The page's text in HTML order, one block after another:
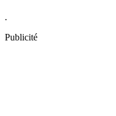
.
Publicité